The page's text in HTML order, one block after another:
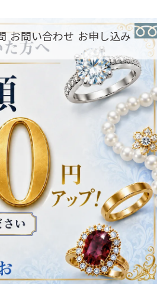
お問い合わせ お申し込み